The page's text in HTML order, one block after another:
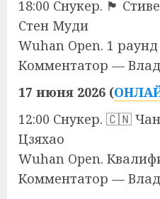
18:00 Снукер. 🏴󠁧󠁢󠁳󠁣󠁴󠁿
Стен Муди
Wuhan Open. 1 раунд
Комментатор —
17 июня 2026 (
12:00 Снукер. 🇨🇳
Цзяхао
Wuhan Open.
Комментатор —